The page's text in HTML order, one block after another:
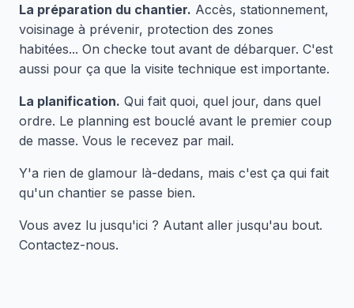
La préparation du chantier. Accès, stationnement,
voisinage à prévenir, protection des zones
habitées... On checke tout avant de débarquer. C'est
aussi pour ça que la visite technique est importante.
La planification. Qui fait quoi, quel jour, dans quel
ordre. Le planning est bouclé avant le premier coup
de masse. Vous le recevez par mail.
Y'a rien de glamour là-dedans, mais c'est ça qui fait
qu'un chantier se passe bien.
Vous avez lu jusqu'ici ? Autant aller jusqu'au bout.
Contactez-nous.